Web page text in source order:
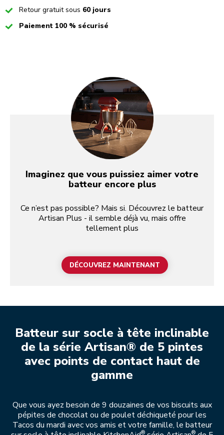
CheckedRetour gratuit sous 60 jours
CheckedPaiement 100 % sécurisé
Imaginez que vous puissiez aimer votre
batteur encore plus
Ce n’est pas possible? Mais si. Découvrez le batteur
Artisan Plus - il semble déjà vu, mais offre
tellement plus
DÉCOUVREZ MAINTENANT
Batteur sur socle à tête inclinable
de la série Artisan® de 5 pintes
avec points de contact haut de
gamme
Que vous ayez besoin de 9 douzaines de vos biscuits aux
pépites de chocolat ou de poulet déchiqueté pour les
Tacos du mardi avec vos amis et votre famille, le batteur
® ®